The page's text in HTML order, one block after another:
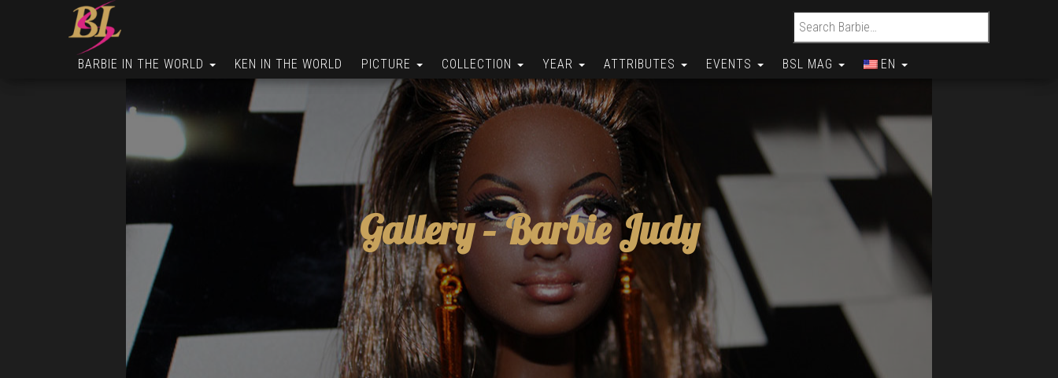
Search for:
BARBIE IN THE WORLD KEN IN THE WORLD PICTURE COLLECTION YEAR ATTRIBUTES EVENTS BSL MAG EN
Gallery –Barbie Judy